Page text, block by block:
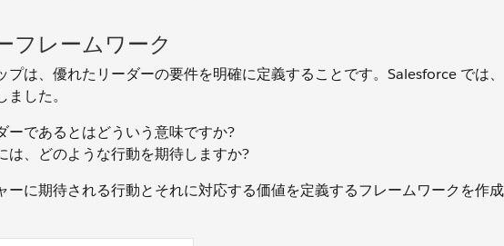
フレームワーク
は、優れたリーダーの要件を明確に定義することです。Salesforce では
した。
ーであるとはどういう意味ですか?
、どのような行動を期待しますか?
に期待される行動とそれに対応する価値を定義するフレームワークを作成